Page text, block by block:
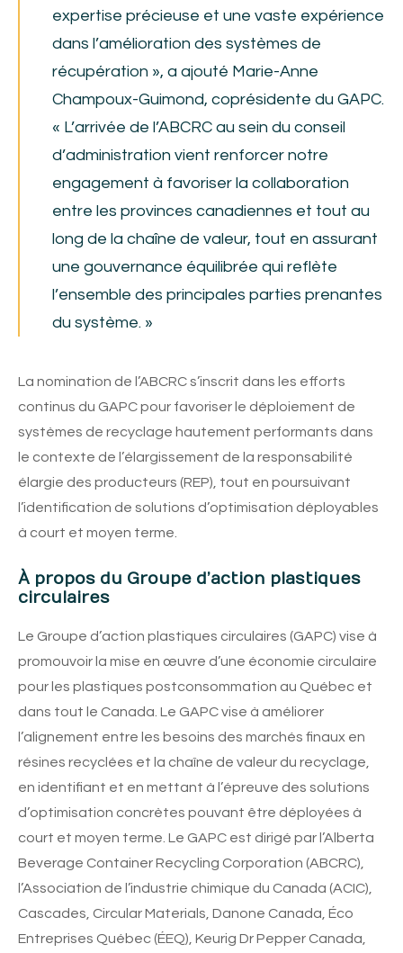
expertise précieuse et une vaste expérience
dans l’amélioration des systèmes de
récupération », a ajouté Marie-Anne
Champoux-Guimond, coprésidente du GAPC.
« L’arrivée de l’ABCRC au sein du conseil
d’administration vient renforcer notre
engagement à favoriser la collaboration
entre les provinces canadiennes et tout au
long de la chaîne de valeur, tout en assurant
une gouvernance équilibrée qui reflète
l’ensemble des principales parties prenantes
du système. »
La nomination de l’ABCRC s’inscrit dans les efforts
continus du GAPC pour favoriser le déploiement de
systèmes de recyclage hautement performants dans
le contexte de l’élargissement de la responsabilité
élargie des producteurs (REP), tout en poursuivant
l’identification de solutions d’optimisation déployables
à court et moyen terme.
À propos du Groupe d’action plastiques
circulaires
Le Groupe d’action plastiques circulaires (GAPC) vise à
promouvoir la mise en œuvre d’une économie circulaire
pour les plastiques postconsommation au Québec et
dans tout le Canada. Le GAPC vise à améliorer
l’alignement entre les besoins des marchés finaux en
résines recyclées et la chaîne de valeur du recyclage,
en identifiant et en mettant à l’épreuve des solutions
d’optimisation concrètes pouvant être déployées à
court et moyen terme. Le GAPC est dirigé par l’Alberta
Beverage Container Recycling Corporation (ABCRC),
l’Association de l’industrie chimique du Canada (ACIC),
Cascades, Circular Materials, Danone Canada, Éco
Entreprises Québec (ÉEQ), Keurig Dr Pepper Canada,